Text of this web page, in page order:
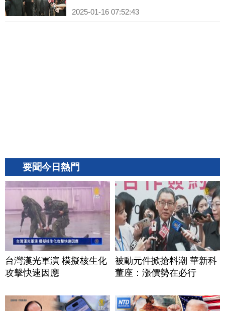
2025-01-16 07:52:43
要聞今日熱門
台灣漢光軍演 模擬核生化
攻擊快速因應
被動元件掀搶料潮 華新科
董座：漲價勢在必行